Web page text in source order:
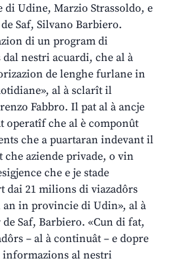
di Udine, Marzio Strassoldo, e
Saf, Silvano Barbiero.
di un program di
nestri acuardi, che al à
de lenghe furlane in
al à sclarît il
Fabbro. Il pat al à ancje
operatîf che al è componût
che a puartaran indevant il
aziende privade, o vin
che e je stade
dai 21 milions di viazadôrs
in provincie di Udin», al à
Saf, Barbiero. «Cun di fat,
– al à continuât – e dopre
al nestri